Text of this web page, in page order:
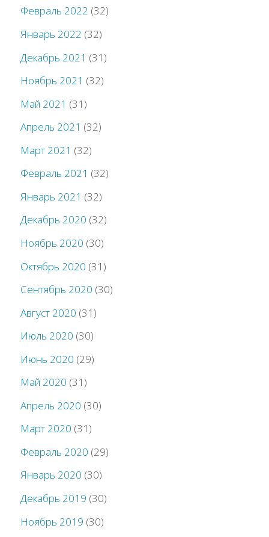
Февраль 2022 (32)
Январь 2022 (32)
Декабрь 2021 (31)
Ноябрь 2021 (32)
Май 2021 (31)
Апрель 2021 (32)
Март 2021 (32)
Февраль 2021 (32)
Январь 2021 (32)
Декабрь 2020 (32)
Ноябрь 2020 (30)
Октябрь 2020 (31)
Сентябрь 2020 (30)
Август 2020 (31)
Июль 2020 (30)
Июнь 2020 (29)
Май 2020 (31)
Апрель 2020 (30)
Март 2020 (31)
Февраль 2020 (29)
Январь 2020 (30)
Декабрь 2019 (30)
Ноябрь 2019 (30)